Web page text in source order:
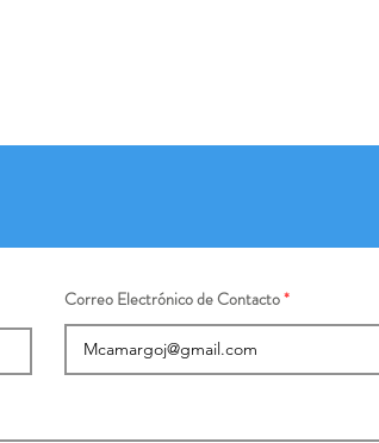
Correo Electrónico de Contacto